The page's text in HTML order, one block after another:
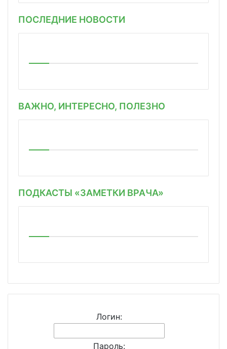
ПОСЛЕДНИЕ НОВОСТИ
ВАЖНО, ИНТЕРЕСНО, ПОЛЕЗНО
ПОДКАСТЫ «ЗАМЕТКИ ВРАЧА»
Логин:
Пароль: